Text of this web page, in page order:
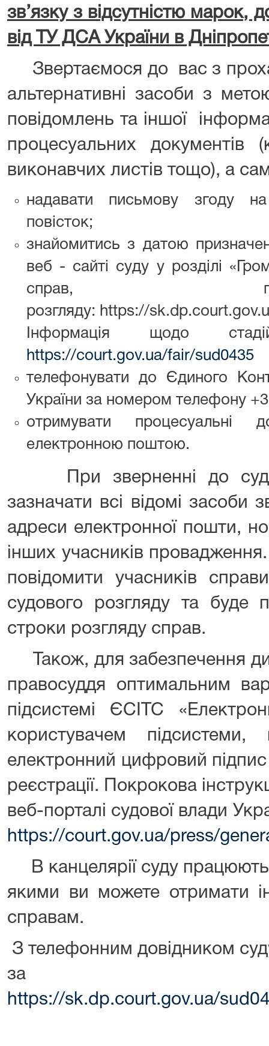
зв’язку з відсутністю марок,
від ТУ ДСА України в
Звертаємося до вас з
альтернативні засоби з
повідомлень та іншої
процесуальних документів
виконавчих листів тощо), а
надавати письмову згоду
повісток;
знайомитись з датою
веб - сайті суду у розділі
справ,
розгляду: https://
Інформація щодо
https://court.gov.ua/fair/sud0435
телефонувати до Єдиного
України за номером телефону
отримувати процесуальні
електронною поштою.
При зверненні до суду
зазначати всі відомі засоби
адреси електронної пошти,
інших учасників
повідомити учасників
судового розгляду та буде
строки розгляду справ.
Також, для забезпечення
правосуддя оптимальним
підсистемі ЄСІТС
користувачем
електронний цифровий підпис
реєстрації. Покрокова
веб-порталі судової влади
https://court.gov.ua/press/
В канцелярії суду працюють
якими ви можете отримати
справам.
З телефонним довідником
за
https://sk.dp.court.gov.ua/